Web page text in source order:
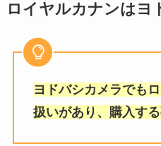
次亜
マッ
は？
ロイヤルカナンはヨ
ヨドバシカメラでも
扱いがあり、購入する